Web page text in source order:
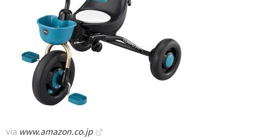
via www.amazon.co.jp